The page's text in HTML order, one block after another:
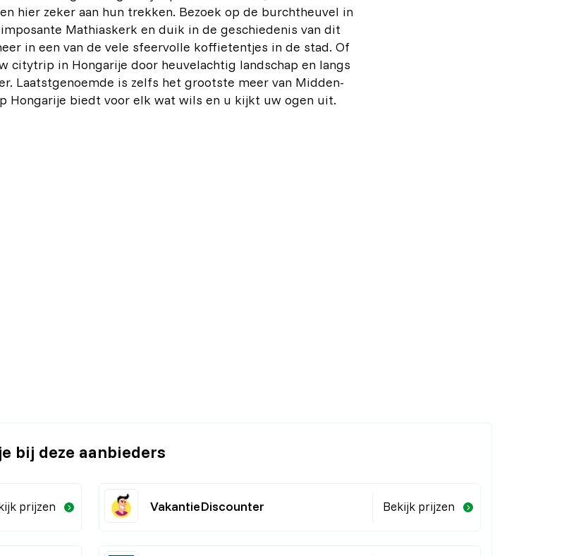
hier zeker aan hun trekken. Bezoek op de burchtheuvel in
Mathiaskerk en duik in de geschiedenis van dit
in een van de vele sfeervolle koffietentjes in de stad. Of
citytrip in Hongarije door heuvelachtig landschap en langs
Laatstgenoemde is zelfs het grootste meer van Midden-
Hongarije biedt voor elk wat wils en u kijkt uw ogen uit.
bij deze aanbieders
prijzen VakantieDiscounter Bekijk prijzen